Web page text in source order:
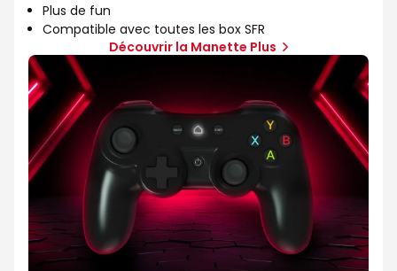
Plus de fun
Compatible avec toutes les box SFR
Découvrir la Manette Plus